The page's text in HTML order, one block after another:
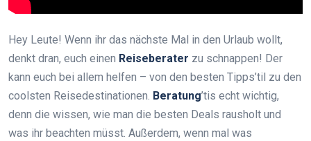
Hey Leute! Wenn ihr das nächste Mal in den Urlaub wollt,
denkt dran, euch einen Reiseberater zu schnappen! Der
kann euch bei allem helfen – von den besten Tipps’til zu den
coolsten Reisedestinationen. Beratung’tis echt wichtig,
denn die wissen, wie man die besten Deals rausholt und
was ihr beachten müsst. Außerdem, wenn mal was